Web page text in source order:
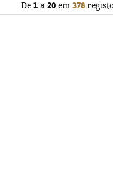
De 1 a 20 em 378